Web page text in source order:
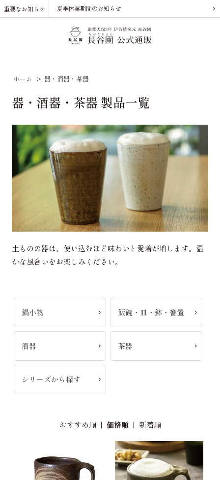
重要なお知らせ 夏季休業期間のお知らせ
ホーム > 器・酒器・茶器
器・酒器・茶器 製品一覧
土ものの器は、使い込むほど味わいと愛着が増します。温
かな風合いをお楽しみください。
鍋小物 飯碗・皿・鉢・箸置
酒器 茶器
シリーズから探す
おすすめ順| 価格順| 新着順